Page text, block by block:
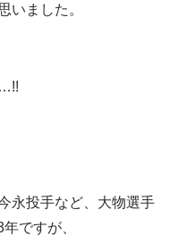
いました。
永投手など、大物選手
ですが、